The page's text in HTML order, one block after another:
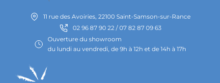
11 rue des Avoiries, 22100 Saint-Samson-sur-Rance
02 96 87 90 22 / 07 82 87 09 63
Ouverture du showroom
du lundi au vendredi, de 9h à 12h et de 14h à 17h